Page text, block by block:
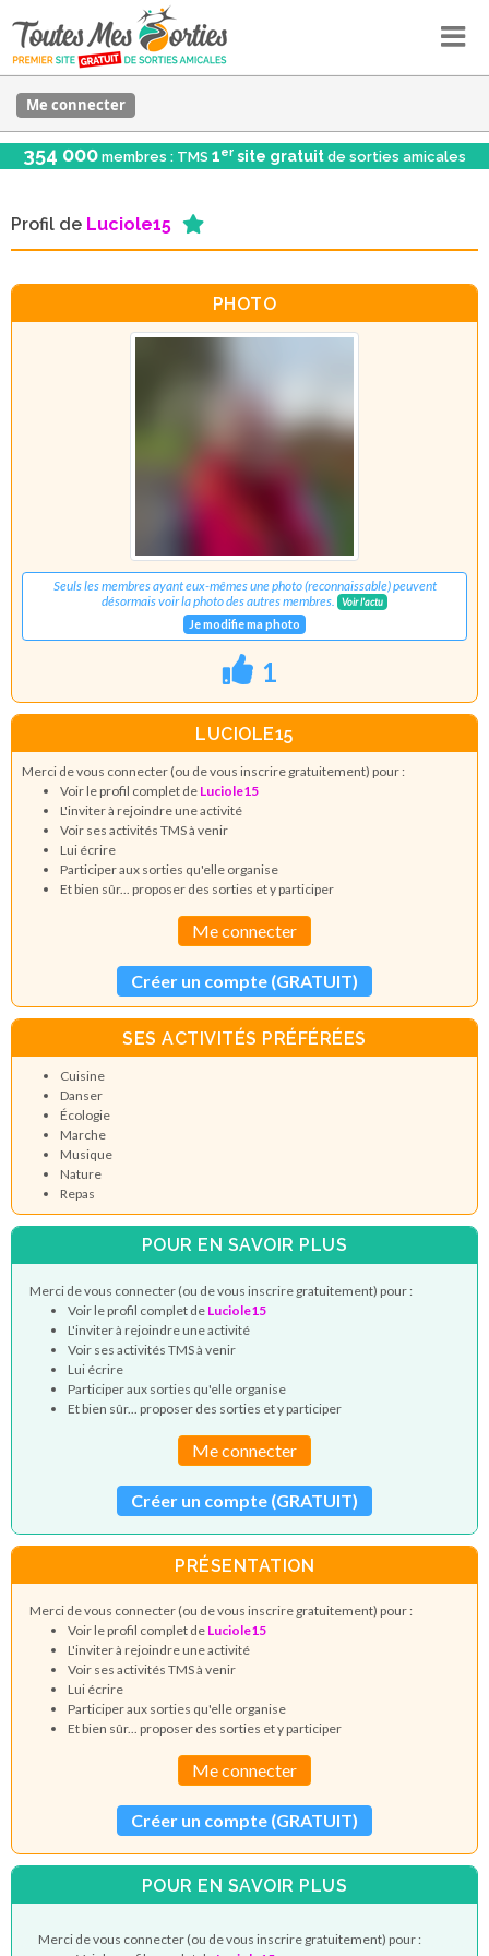
Me connecter
354 000 membres : TMS 1er site gratuit de sorties amicales
Profil de Luciole15
PHOTO
Seuls les membres ayant eux-mêmes une photo (reconnaissable) peuvent
désormais voir la photo des autres membres.
Voir l'actu
Je modifie ma photo
1
LUCIOLE15
Merci de vous connecter (ou de vous inscrire gratuitement) pour :
Voir le profil complet de Luciole15
L'inviter à rejoindre une activité
Voir ses activités TMS à venir
Lui écrire
Participer aux sorties qu'elle organise
Et bien sûr... proposer des sorties et y participer
Me connecter
Créer un compte (GRATUIT)
SES ACTIVITÉS PRÉFÉRÉES
Cuisine
Danser
Écologie
Marche
Musique
Nature
Repas
POUR EN SAVOIR PLUS
Merci de vous connecter (ou de vous inscrire gratuitement) pour :
Voir le profil complet de Luciole15
L'inviter à rejoindre une activité
Voir ses activités TMS à venir
Lui écrire
Participer aux sorties qu'elle organise
Et bien sûr... proposer des sorties et y participer
Me connecter
Créer un compte (GRATUIT)
PRÉSENTATION
Merci de vous connecter (ou de vous inscrire gratuitement) pour :
Voir le profil complet de Luciole15
L'inviter à rejoindre une activité
Voir ses activités TMS à venir
Lui écrire
Participer aux sorties qu'elle organise
Et bien sûr... proposer des sorties et y participer
Me connecter
Créer un compte (GRATUIT)
POUR EN SAVOIR PLUS
Merci de vous connecter (ou de vous inscrire gratuitement) pour :